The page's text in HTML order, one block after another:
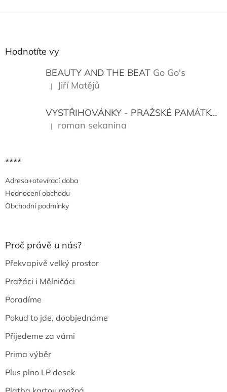
l
p
y
v
ý
Z
Hodnotíte vy
BEAUTY AND THE BEAT Go Go's
Hodnocení produktu je 5 z 5 hvězdiček.
| Jiří Matějů
VYSTŘIHOVÁNKY - PRAŽSKÉ PAMÁTKY
Hodnocení produktu je 5 z 5 hvězdiček.
| roman sekanina
****
Adresa+otevírací doba
Hodnocení obchodu
Obchodní podmínky
Proč právě u nás?
Překvapivě velký prostor
Pražáci i Mělničáci
Poradíme
Pokud to jde, doobjednáme
Přijedeme za vámi
Prima výběr
Plus plno LP desek